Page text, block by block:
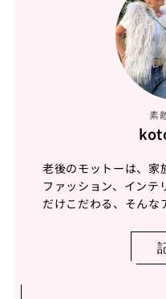
素
老後のモットーは、家
ファッション、インテ
だけこだわる、そんな